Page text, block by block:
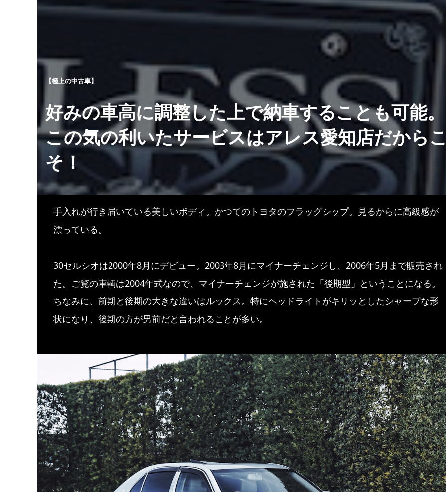
【極上の中古車】
好みの車高に調整した上で納車することも可能。
この気の利いたサービスはアレス愛知店だから
そ！
手入れが行き届いている美しいボディ。かつてのトヨタのフラッグシップ。見るからに高級感が
漂っている。
30セルシオは2000年8月にデビュー。2003年8月にマイナーチェンジし、2006年5月まで販売され
た。ご覧の車輌は2004年式なので、マイナーチェンジが施された「後期型」ということになる。
ちなみに、前期と後期の大きな違いはルックス。特にヘッドライトがキリッとしたシャープな形
状になり、後期の方が男前だと言われることが多い。